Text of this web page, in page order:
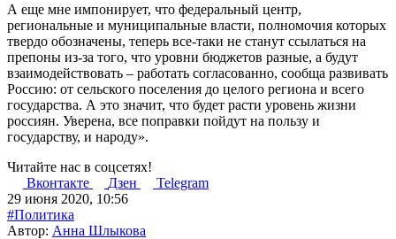
А еще мне импонирует, что федеральный центр,
региональные и муниципальные власти, полномочия которых
твердо обозначены, теперь все-таки не станут ссылаться на
препоны из-за того, что уровни бюджетов разные, а будут
взаимодействовать – работать согласованно, сообща развивать
Россию: от сельского поселения до целого региона и всего
государства. А это значит, что будет расти уровень жизни
россиян. Уверена, все поправки пойдут на пользу и
государству, и народу».
Читайте нас в соцсетях!
Вконтакте
Дзен
Telegram
29 июня 2020, 10:56
#Политика
Автор: Анна Шлыкова